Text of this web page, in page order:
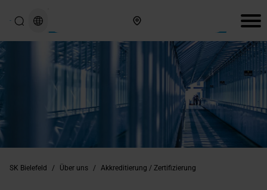
SK Bielefeld / Über uns / Akkreditierung / Zertifizierung